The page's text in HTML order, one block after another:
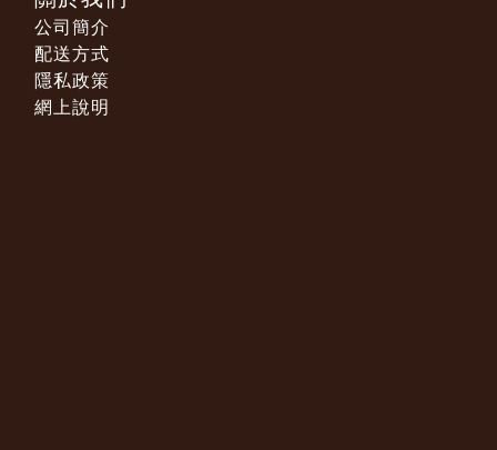
公司簡介
配送方式
隱私政策
網上說明